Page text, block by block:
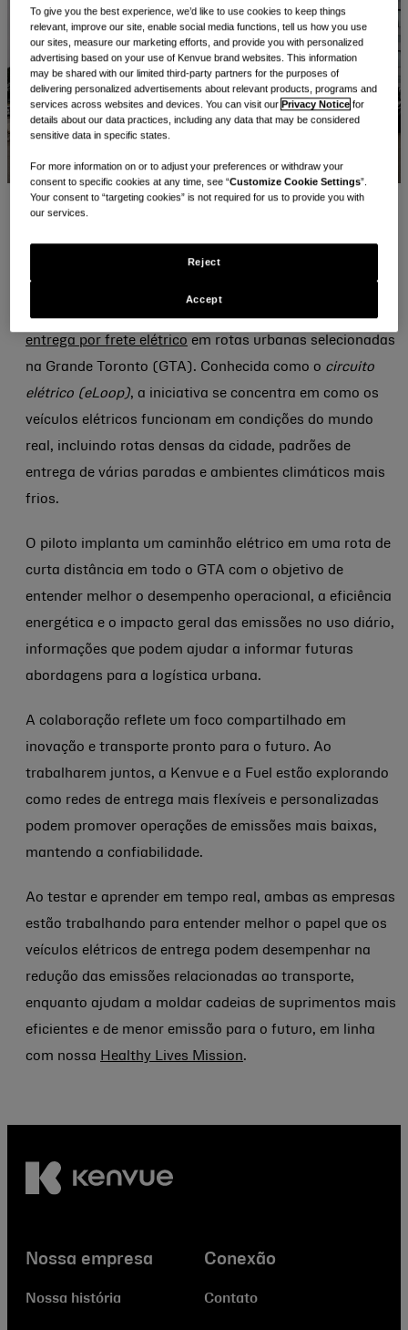
valeria mitsubata
A Kenvue Canada e a Fuel Transport deram um passo
no início deste ano,
entrega por frete elétrico em rotas urbanas selecionadas
na Grande Toronto (GTA). Conhecida como o circuito
elétrico (eLoop), a iniciativa se concentra em como os
veículos elétricos funcionam em condições do mundo
real, incluindo rotas densas da cidade, padrões de
entrega de várias paradas e ambientes climáticos mais
frios.
O piloto implanta um caminhão elétrico em uma rota de
curta distância em todo o GTA com o objetivo de
entender melhor o desempenho operacional, a eficiência
energética e o impacto geral das emissões no uso diário,
informações que podem ajudar a informar futuras
abordagens para a logística urbana.
A colaboração reflete um foco compartilhado em
inovação e transporte pronto para o futuro. Ao
trabalharem juntos, a Kenvue e a Fuel estão explorando
como redes de entrega mais flexíveis e personalizadas
podem promover operações de emissões mais baixas,
mantendo a confiabilidade.
Ao testar e aprender em tempo real, ambas as empresas
estão trabalhando para entender melhor o papel que os
veículos elétricos de entrega podem desempenhar na
redução das emissões relacionadas ao transporte,
enquanto ajudam a moldar cadeias de suprimentos mais
eficientes e de menor emissão para o futuro, em linha
com nossa Healthy Lives Mission.
Nossa empresa
Nossa história
Conexão
Contato
To give you the best experience, we’d like to use cookies to keep things
relevant, improve our site, enable social media functions, tell us how you use
our sites, measure our marketing efforts, and provide you with personalized
advertising based on your use of Kenvue brand websites. This information
may be shared with our limited third-party partners for the purposes of
delivering personalized advertisements about relevant products, programs and
services across websites and devices. You can visit our Privacy Notice for
details about our data practices, including any data that may be considered
sensitive data in specific states.
For more information on or to adjust your preferences or withdraw your
consent to specific cookies at any time, see “Customize Cookie Settings”.
Your consent to “targeting cookies” is not required for us to provide you with
our services.
Reject
Accept